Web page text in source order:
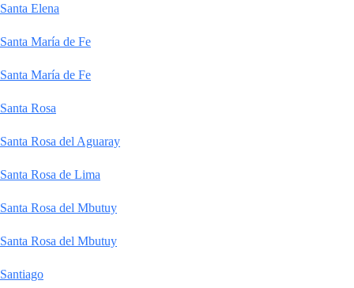
Santa Elena
Santa María de Fe
Santa María de Fe
Santa Rosa
Santa Rosa del Aguaray
Santa Rosa de Lima
Santa Rosa del Mbutuy
Santa Rosa del Mbutuy
Santiago